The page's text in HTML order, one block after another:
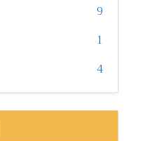
9
1
4